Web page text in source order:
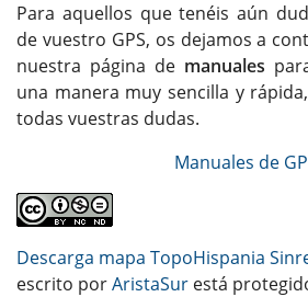
Para aquellos que tenéis aún
de vuestro GPS, os dejamos a
nuestra página de manuales
una manera muy sencilla y
todas vuestras dudas.
Manuales de
Descarga mapa TopoHispania
escrito porAristaSur está